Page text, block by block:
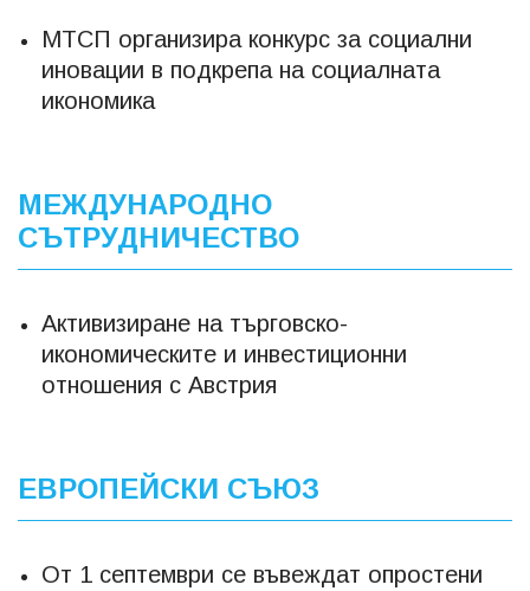
МТСП организира конкурс за социални
иновации в подкрепа на социалната
икономика
МЕЖДУНАРОДНО
СЪТРУДНИЧЕСТВО
Активизиране на търговско-
икономическите и инвестиционни
отношения с Австрия
ЕВРОПЕЙСКИ СЪЮЗ
От 1 септември се въвеждат опростени